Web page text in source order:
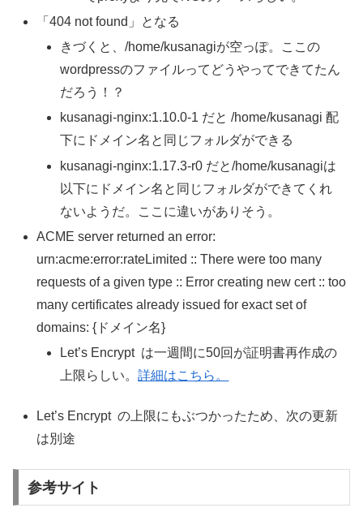
「404 not found」となる
きづくと、/home/kusanagiが空っぽ。ここの
wordpressのファイルってどうやってできてたん
だろう！？
kusanagi-nginx:1.10.0-1 だと /home/kusanagi 配
下にドメイン名と同じフォルダができる
kusanagi-nginx:1.17.3-r0 だと/home/kusanagiは
以下にドメイン名と同じフォルダができてくれ
ないようだ。ここに違いがありそう。
ACME server returned an error:
urn:acme:error:rateLimited :: There were too many
requests of a given type :: Error creating new cert :: too
many certificates already issued for exact set of
domains: {ドメイン名}
Let’s Encrypt は一週間に50回が証明書再作成の
上限らしい。詳細はこちら。
Let’s Encrypt の上限にもぶつかったため、次の更新
は別途
参考サイト